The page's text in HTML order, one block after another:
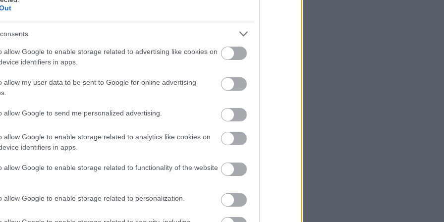
allow Google to enable storage related to advertising like cookies on
identifiers in apps.
allow my user data to be sent to Google for online advertising
allow Google to send me personalized advertising.
allow Google to enable storage related to analytics like cookies on
identifiers in apps.
allow Google to enable storage related to functionality of the website
allow Google to enable storage related to personalization.
var det eneste rennet Chanavat gikk i mesterskapet.
i Milano/Cortina. Men oppkjøringen til sesongen har altså
og verdenscupen i langrenn